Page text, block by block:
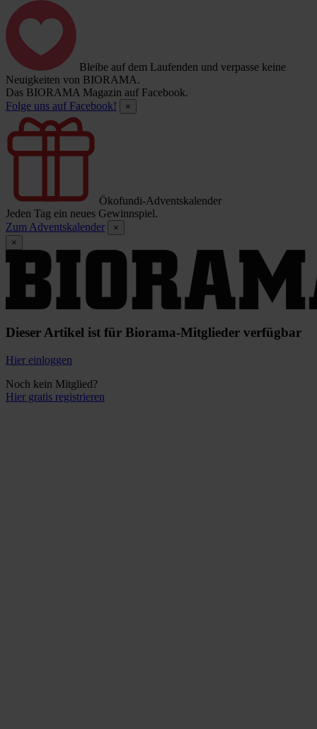
Bleibe auf dem Laufenden und verpasse keine
Neuigkeiten von BIORAMA.
Das BIORAMA Magazin auf Facebook.
Folge uns auf Facebook!
×
Ökofundi-Adventskalender
Jeden Tag ein neues Gewinnspiel.
Zum Adventskalender
×
×
Dieser Artikel ist für Biorama-Mitglieder verfügbar
Hier einloggen
Noch kein Mitglied?
Hier gratis registrieren